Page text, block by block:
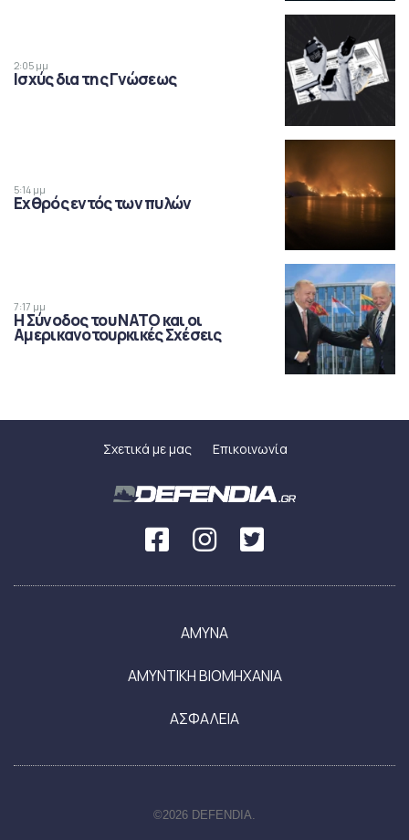
2:05 μμ
Ισχύς δια της Γνώσεως
5:14 μμ
Εχθρός εντός των πυλών
7:17 μμ
Η Σύνοδος του ΝΑΤΟ και οι
Αμερικανοτουρκικές Σχέσεις
Σχετικά με μας Επικοινωνία
ΑΜΥΝΑ
ΑΜΥΝΤΙΚΗ ΒΙΟΜΗΧΑΝΙΑ
ΑΣΦΑΛΕΙΑ
©2026 DEFENDIA.